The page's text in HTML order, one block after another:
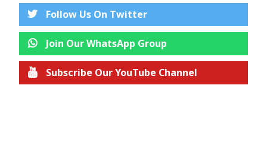
Follow Us On Twitter
Join Our WhatsApp Group
Subscribe Our YouTube Channel